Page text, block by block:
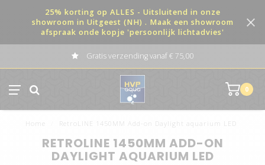
25% korting op ALLES - Uitsluitend in onze
showroom in Uitgeest (NH) . Maak een showroom
afspraak onde kopje 'persoonlijk lichtadvies'
Gratis verzending vanaf € 75,00
0
Home RetroLINE 1450MM Add-on Daylight aquarium LED
RETROLINE 1450MM ADD-ON
DAYLIGHT AQUARIUM LED